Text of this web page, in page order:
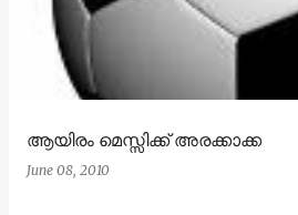
ആയിരം മെസ്സിക്ക് അരക്കാക്ക
June 08, 2010